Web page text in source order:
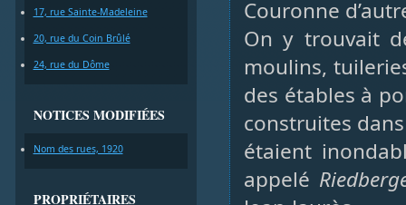
17, rue Sainte-Madeleine
20, rue du Coin Brûlé
24, rue du Dôme
NOTICES MODIFIÉES
Nom des rues, 1920
PROPRIÉTAIRES
Couronne
On y trouvait
moulins,
des étables à
construites
étaient
appelé